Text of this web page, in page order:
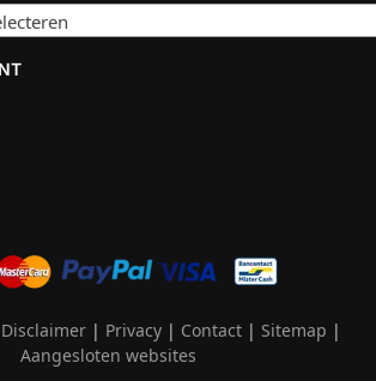
Disclaimer| Privacy| Contact| Sitemap |
Aangesloten websites